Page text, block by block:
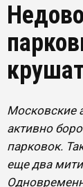
Московские
активно
парковок.
еще два